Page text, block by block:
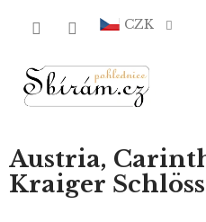
CZK
Austria,
Kraiger